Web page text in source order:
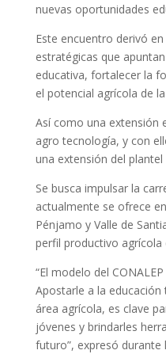
nuevas oportunidades
Este encuentro derivó
estratégicas que
educativa, fortalecer la
el potencial agrícola de
Así como una extensión
agro tecnología, y con
una extensión del plantel
Se busca impulsar la
actualmente se ofrece
Pénjamo y Valle de
perfil productivo agrícola
“El modelo del
Apostarle a la
área agrícola, es clave
jóvenes y brindarles
futuro”, expresó durante